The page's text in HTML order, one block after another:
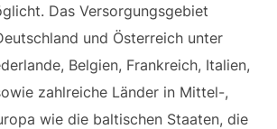
Das Versorgungsgebiet
und Österreich unter
Belgien, Frankreich, Italien,
zahlreiche Länder in Mittel-,
wie die baltischen Staaten, die